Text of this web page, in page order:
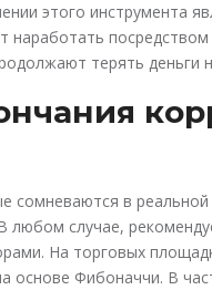
этого инструмента
наработать
терять деньги
сомневаются в
любом случае,
На торговых
основе Фибоначчи. В